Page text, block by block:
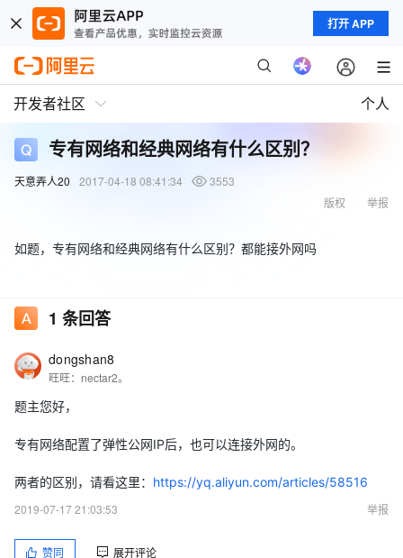
打开 APP
开发者社区 个人
专有网络和经典网络有什么区别？
天意弄人20 2017-04-18 08:41:34
3553
举报
版权
如题，专有网络和经典网络有什么区别？都能接外网吗
1 条回答
dongshan8
旺旺：nectar2。
题主您好，
专有网络配置了弹性公网IP后，也可以连接外网的。
两者的区别，请看这里： https://yq.aliyun.com/articles/58516
2019-07-17 21:03:53
举报
赞同 展开评论